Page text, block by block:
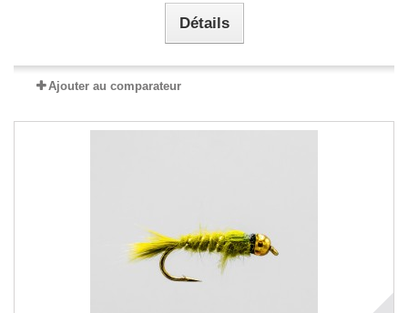
Détails
Ajouter au comparateur